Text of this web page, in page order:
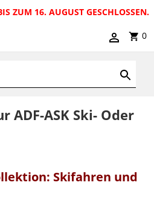
ZUM 16. AUGUST GESCHLOSSEN.
0
ADF-ASK Ski- Oder
Skifahren und